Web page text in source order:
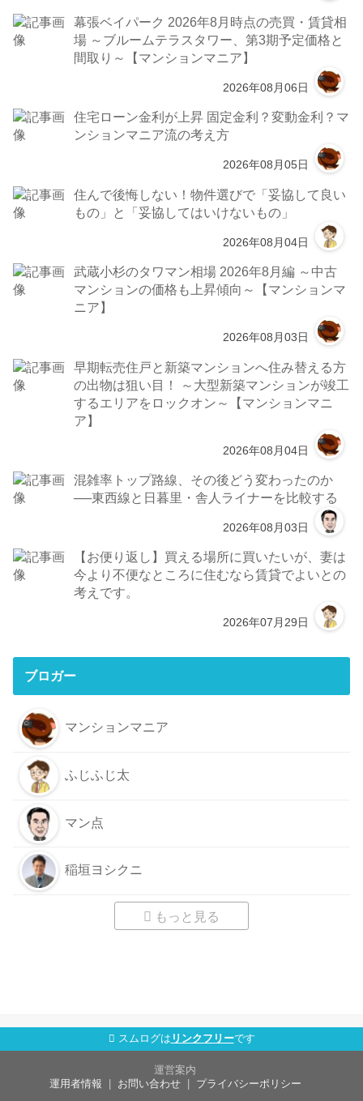
幕張ベイパーク 2026年8月時点の売買・賃貸相
場 ～ブルームテラスタワー、第3期予定価格と
間取り～【マンションマニア】
2026年08月06日
住宅ローン金利が上昇 固定金利？変動金利？マ
ンションマニア流の考え方
2026年08月05日
住んで後悔しない！物件選びで「妥協して良い
もの」と「妥協してはいけないもの」
2026年08月04日
武蔵小杉のタワマン相場 2026年8月編 ～中古
マンションの価格も上昇傾向～【マンションマ
ニア】
2026年08月03日
早期転売住戸と新築マンションへ住み替える方
の出物は狙い目！ ～大型新築マンションが竣工
するエリアをロックオン～【マンションマニ
ア】
2026年08月04日
混雑率トップ路線、その後どう変わったのか
──東西線と日暮里・舎人ライナーを比較する
2026年08月03日
【お便り返し】買える場所に買いたいが、妻は
今より不便なところに住むなら賃貸でよいとの
考えです。
2026年07月29日
ブロガー
マンションマニア
ふじふじ太
マン点
稲垣ヨシクニ
もっと見る
スムログは リンクフリーです
運営案内
運用者情報
お問い合わせ プライバシーポリシー